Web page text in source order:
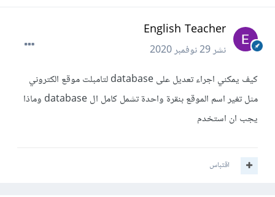
English Teacher
نشر29 نوفمبر 2020
كيف يمكني اجراء تعديل على database لتامبلت موقع الكتروني
مثل تغير اسم الموقع بنقرة واحدة تشمل كامل ال database وماذا
يجب ان استخدم
اقتباس